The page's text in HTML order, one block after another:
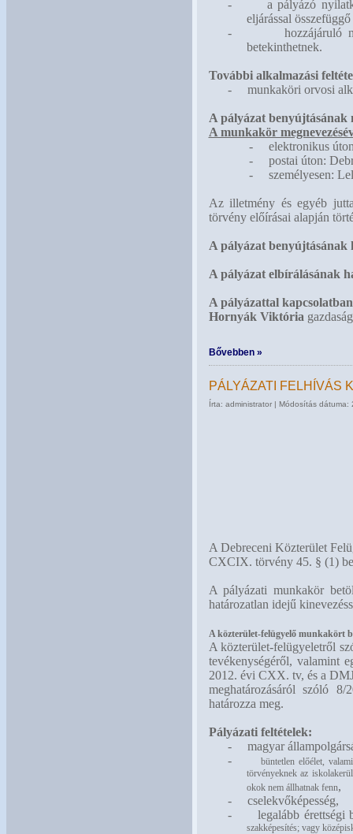
-
a pályázó
eljárással
-
hozzájáruló
betekinthetnek.
További alkalmazási
-
munkaköri orvosi
A pályázat benyújtásának
A munkakör
-
elektronikus
-
postai úton:
-
személyesen:
Az illetmény és egyéb
törvény előírásai alapján
A pályázat benyújtásának
A pályázat elbírálásának
A pályázattal
Hornyák Viktória
Bővebben »
PÁLYÁZATI FELHÍVÁS
Írta: administrator | Módosítás dátuma:
A Debreceni Közterület
CXCIX. törvény 45. § (1)
A pályázati munkakör
határozatlan idejű
A közterület-felügyelő munkakört
A közterület-felügyeletről
tevékenységéről, valamint
2012. évi CXX. tv, és a
meghatározásáról szóló
határozza meg.
Pályázati feltételek:
-
magyar
-
büntetlen előélet,
törvényeknek az
okok nem állhatnak fenn,
-
cselekvőképesség,
-
legalább érettségi
szakképesítés; vagy